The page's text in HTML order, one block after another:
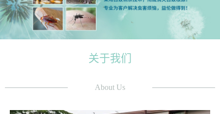
关于我们
About Us